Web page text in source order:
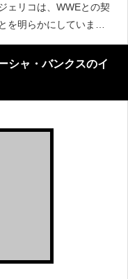
ェリコは、WWEとの契
を明らかにしていま
シャ・バンクスのイ